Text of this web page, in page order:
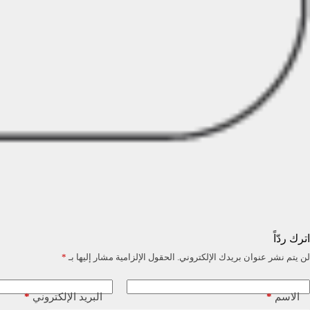
اترك ردّاً
لن يتم نشر عنوان بريدك الإلكتروني. الحقول الإلزامية مشار إليها بـ *
الاسم* البريد الإلكتروني*